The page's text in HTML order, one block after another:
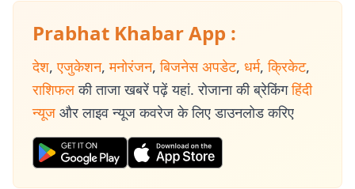
Prabhat Khabar App :
देश, एजुकेशन, मनोरंजन, बिजनेस अपडेट, धर्म, क्रिकेट,
राशिफल की ताजा खबरें पढ़ें यहां. रोजाना की ब्रेकिंग हिंदी
न्यूज और लाइव न्यूज कवरेज के लिए डाउनलोड करिए